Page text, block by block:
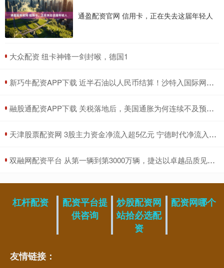
通盈配资官网 信用卡，正在失去这届年轻人
​大众配资 纽卡神锋一剑封喉，德国1
​新巧牛配资APP下载 近半石油以人民币结算！沙特入国际网，美元霸权遇挑战？
​融股通配资APP下载 关税落地后，美国通胀为何连续不及预期？
​天津股票配资网 3股主力资金净流入超5亿元 宁德时代净流入近8亿元居首
​双融网配资平台 从第一辆到第3000万辆，捷达以卓越品质见证一汽
杠杆配资
配资平台提
供咨询
炒股配资网
站拾必选配
资
配资网哪个
友情链接：